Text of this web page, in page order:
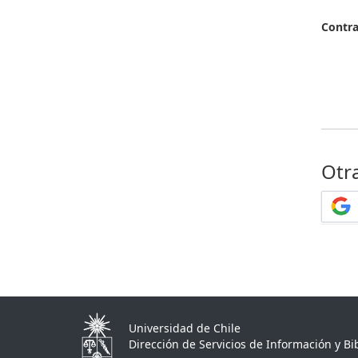
Universidad de Chile
Dirección de Servicios de Información y